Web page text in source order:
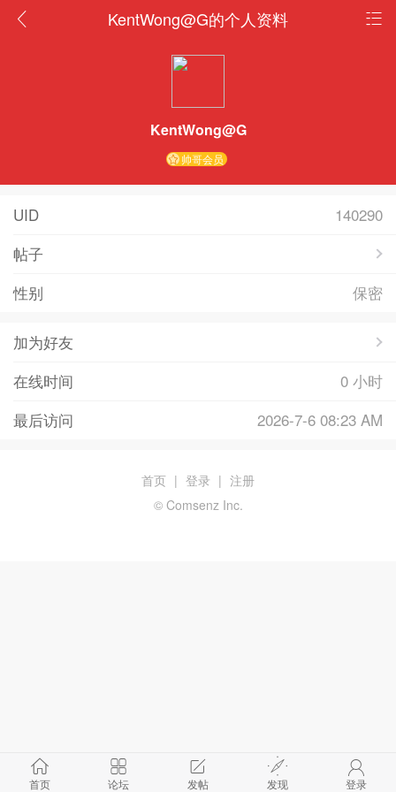
KentWong@G的个人资料
KentWong@G
帅哥会员
UID
140290
帖子
性别
保密
加为好友
在线时间
0 小时
最后访问
2026-7-6 08:23 AM
首页 论坛 发帖 发现 登录
首页 | 登录 | 注册
© Comsenz Inc.